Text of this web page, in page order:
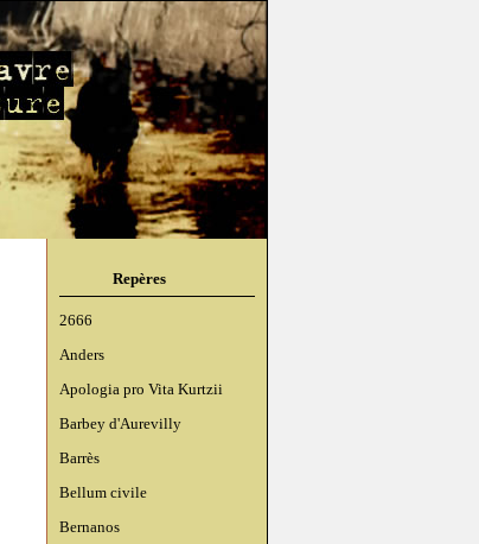
Repères
2666
Anders
Apologia pro Vita Kurtzii
Barbey d'Aurevilly
Barrès
Bellum civile
Bernanos